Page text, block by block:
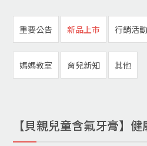
重要公告 新品上市 行銷活動
媽媽教室 育兒新知 其他
【貝親兒童含氟牙膏】